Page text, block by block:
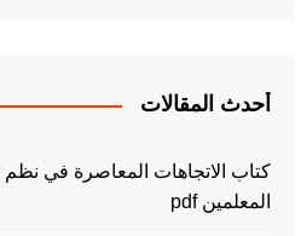
أحدث المقالات
كتاب الاتجاهات المعاصرة في نظم
المعلمين pdf